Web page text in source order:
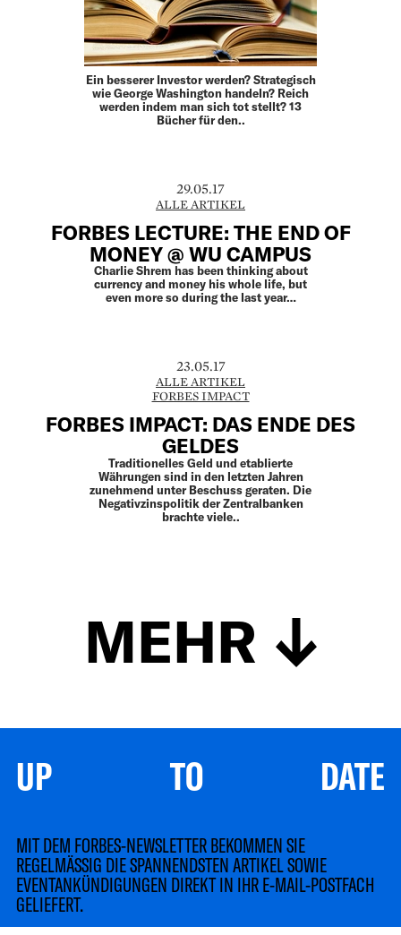
Ein besserer Investor werden? Strategisch
wie George Washington handeln? Reich
werden indem man sich tot stellt? 13
Bücher für den..
29.05.17
ALLE ARTIKEL
FORBES LECTURE: THE END OF
MONEY @ WU CAMPUS
Charlie Shrem has been thinking about
currency and money his whole life, but
even more so during the last year…
23.05.17
ALLE ARTIKEL
FORBES IMPACT
FORBES IMPACT: DAS ENDE DES
GELDES
Traditionelles Geld und etablierte
Währungen sind in den letzten Jahren
zunehmend unter Beschuss geraten. Die
Negativzinspolitik der Zentralbanken
brachte viele..
MEHR
UP TO DATE
MIT DEM FORBES-NEWSLETTER BEKOMMEN SIE
REGELMÄSSIG DIE SPANNENDSTEN ARTIKEL SOWIE
EVENTANKÜNDIGUNGEN DIREKT IN IHR E-MAIL-POSTFACH
GELIEFERT.